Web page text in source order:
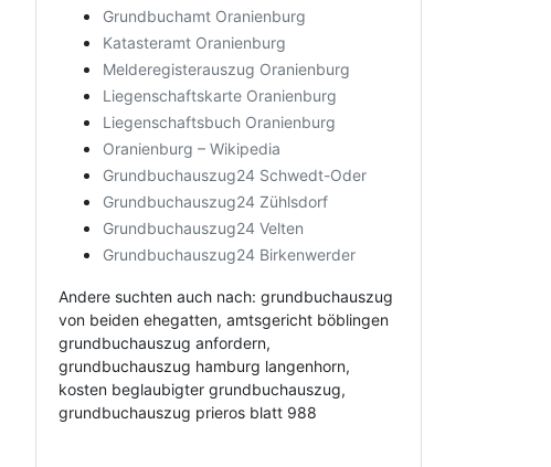
Grundbuchamt Oranienburg
Katasteramt Oranienburg
Melderegisterauszug Oranienburg
Liegenschaftskarte Oranienburg
Liegenschaftsbuch Oranienburg
Oranienburg – Wikipedia
Grundbuchauszug24 Schwedt-Oder
Grundbuchauszug24 Zühlsdorf
Grundbuchauszug24 Velten
Grundbuchauszug24 Birkenwerder
Andere suchten auch nach: grundbuchauszug
von beiden ehegatten, amtsgericht böblingen
grundbuchauszug anfordern,
grundbuchauszug hamburg langenhorn,
kosten beglaubigter grundbuchauszug,
grundbuchauszug prieros blatt 988